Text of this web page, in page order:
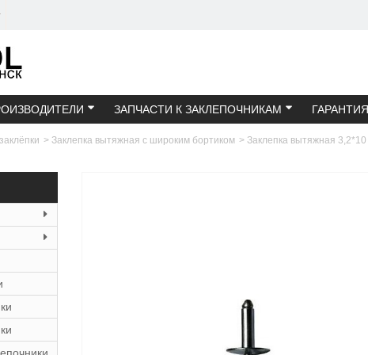
ЗАПЧАСТИ К ЗАКЛЕПОЧНИКАМ
> Заклепка вытяжная с широким бортиком > Заклепка вытяжная